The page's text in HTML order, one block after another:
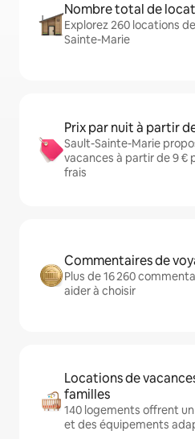
Nombre total de
Explorez 260 locations
Sainte-Marie
Prix par nuit à partir
Sault-Sainte-Marie
vacances à partir de 9 €
frais
Commentaires de
Plus de 16 260
aider à choisir
Locations de
familles
140 logements offrent
et des équipements